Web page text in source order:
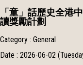
「童」話歷史全港
讀獎勵計劃
Category : General
Date : 2026-06-02